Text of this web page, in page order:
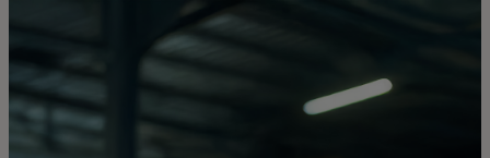
ბიზნესისთვის